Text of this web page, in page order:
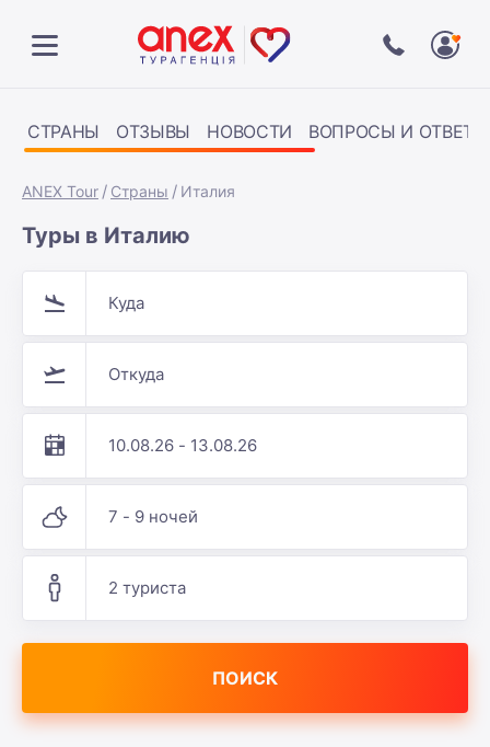
СТРАНЫ ОТЗЫВЫ НОВОСТИ ВОПРОСЫ И ОТВЕТЫ
ANEX Tour Страны Италия
Туры в Италию
Куда
Откуда
10.08.26 - 13.08.26
7 - 9 ночей
2 туриста
ПОИСК